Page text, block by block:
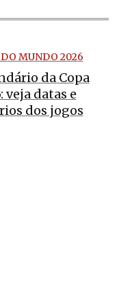
DO MUNDO 2026
da Copa
veja datas e
dos jogos